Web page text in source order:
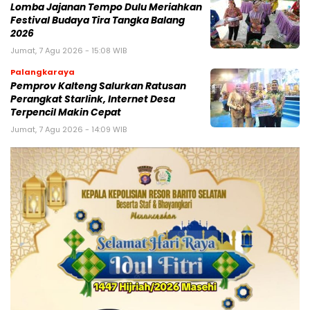
Lomba Jajanan Tempo Dulu Meriahkan
Festival Budaya Tira Tangka Balang
2026
Jumat, 7 Agu 2026 - 15:08 WIB
Palangkaraya
Pemprov Kalteng Salurkan Ratusan
Perangkat Starlink, Internet Desa
Terpencil Makin Cepat
Jumat, 7 Agu 2026 - 14:09 WIB